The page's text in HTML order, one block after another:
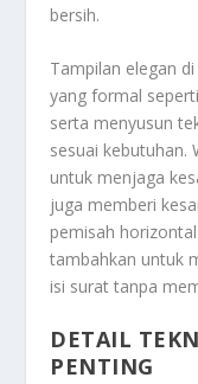
bersih.
Tampilan elegan
yang formal
serta menyusun
sesuai kebutuhan.
untuk menjaga
juga memberi
pemisah
tambahkan untuk
isi surat tanpa
DETAIL
PENTING